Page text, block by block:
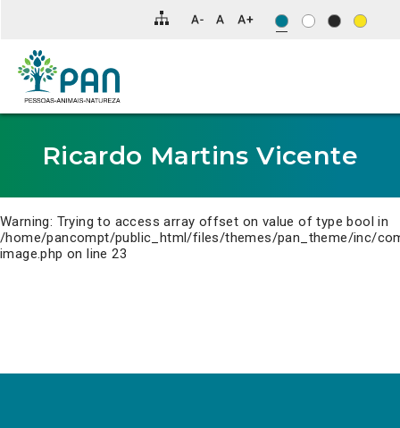
para
conteúdo
principal
da
Ricardo Martins Vicente
Warning: Trying to access array offset on value of type bool in
/home/pancompt/public_html/files/themes/pan_theme/inc/
image.php on line23